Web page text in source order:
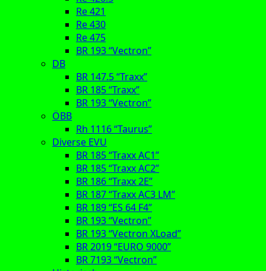
Re 421
Re 430
Re 475
BR 193 “Vectron”
DB
BR 147.5 “Traxx”
BR 185 “Traxx”
BR 193 “Vectron”
ÖBB
Rh 1116 “Taurus”
Diverse EVU
BR 185 “Traxx AC1”
BR 185 “Traxx AC2”
BR 186 “Traxx 2E”
BR 187 “Traxx AC3 LM”
BR 189 “ES 64 F4”
BR 193 “Vectron”
BR 193 “Vectron XLoad”
BR 2019 “EURO 9000”
BR 7193 “Vectron”